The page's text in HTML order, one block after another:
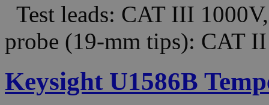
Test leads: CAT III
probe (19-mm tips): CAT
Keysight U1586B